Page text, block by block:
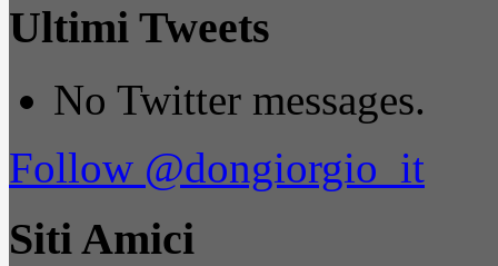
Ultimi Tweets
No Twitter messages.
Follow @dongiorgio_it
Siti Amici